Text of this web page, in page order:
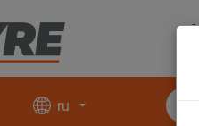
ru